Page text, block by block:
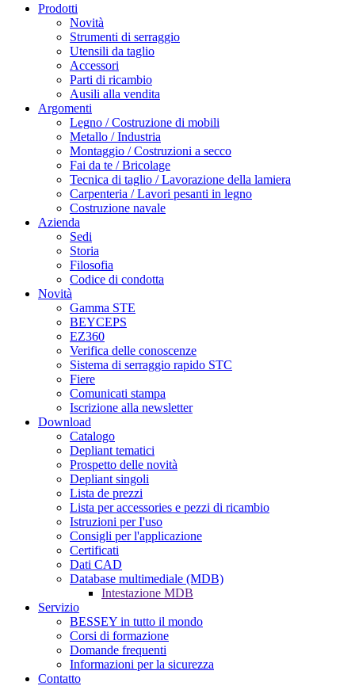
Prodotti
Novità
Strumenti di serraggio
Utensili da taglio
Accessori
Parti di ricambio
Ausili alla vendita
Argomenti
Legno / Costruzione di mobili
Metallo / Industria
Montaggio / Costruzioni a secco
Fai da te / Bricolage
Tecnica di taglio / Lavorazione della lamiera
Carpenteria / Lavori pesanti in legno
Costruzione navale
Azienda
Sedi
Storia
Filosofia
Codice di condotta
Novità
Gamma STE
BEYCEPS
EZ360
Verifica delle conoscenze
Sistema di serraggio rapido STC
Fiere
Comunicati stampa
Iscrizione alla newsletter
Download
Catalogo
Depliant tematici
Prospetto delle novità
Depliant singoli
Lista de prezzi
Lista per accessories e pezzi di ricambio
Istruzioni per I'uso
Consigli per l'applicazione
Certificati
Dati CAD
Database multimediale (MDB)
Intestazione MDB
Servizio
BESSEY in tutto il mondo
Corsi di formazione
Domande frequenti
Informazioni per la sicurezza
Contatto